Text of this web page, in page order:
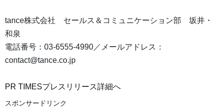
tance株式会社 セールス＆コミュニケーション部 坂井・
和泉
電話番号：03-6555-4990／メールアドレス：
contact@tance.co.jp
PR TIMESプレスリリース詳細へ
スポンサードリンク